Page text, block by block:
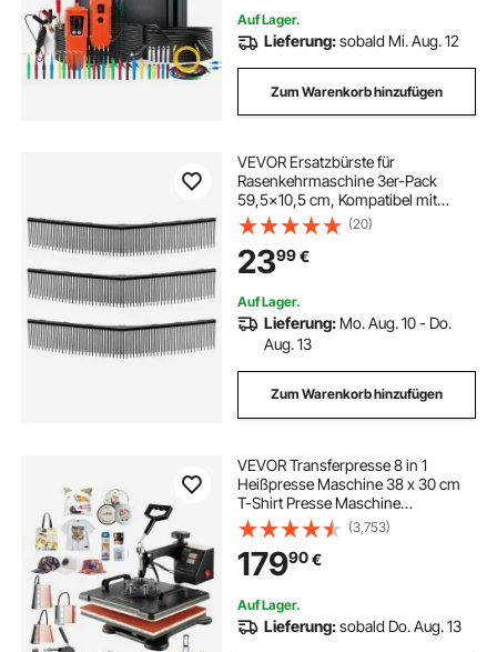
Auf Lager.
Lieferung:sobald Mi. Aug. 12
Zum Warenkorb hinzufügen
VEVOR Ersatzbürste für
Rasenkehrmaschine 3er-Pack
59,5x10,5 cm, Kompatibel mit
VEVOR Laubkehrmaschine,
Ersatzteil für Laubsammler,
Bürstenkopf mit V-förmigen
Borsten zum Sammeln von Rasen &
Laub
(20)
2399€
Auf Lager.
Lieferung: Mo. Aug. 10 - Do.
Aug. 13
Zum Warenkorb hinzufügen
VEVOR Transferpresse 8 in 1
Heißpresse Maschine 38 x 30 cm
T-Shirt Presse Maschine
Hitzepresse Maschine DIY
Heißpresse mit Digitaler LED-
Temperatur-
(3,753)
17990€
Auf Lager.
Lieferung:sobald Do. Aug. 13